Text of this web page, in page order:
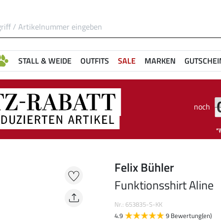
STALL & WEIDE OUTFITS SALE MARKEN
noch
Felix Bühler
Funktionsshirt Aline
Nr.: 653835-S-KK
4.9
9 Bewertung(en)